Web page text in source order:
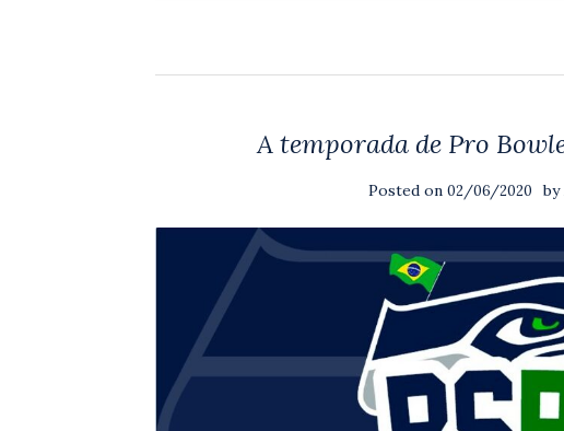
A temporada de Pro
Posted on02/06/2020 by